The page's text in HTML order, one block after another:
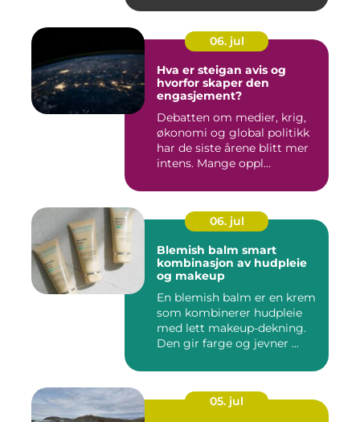
06. jul
Hva er steigan avis og
hvorfor skaper den
engasjement?
Debatten om medier, krig,
økonomi og global politikk
har de siste årene blitt mer
intens. Mange oppl...
06. jul
Blemish balm smart
kombinasjon av hudpleie
og makeup
En blemish balm er en krem
som kombinerer hudpleie
med lett makeup-dekning.
Den gir farge og jevner ...
05. jul